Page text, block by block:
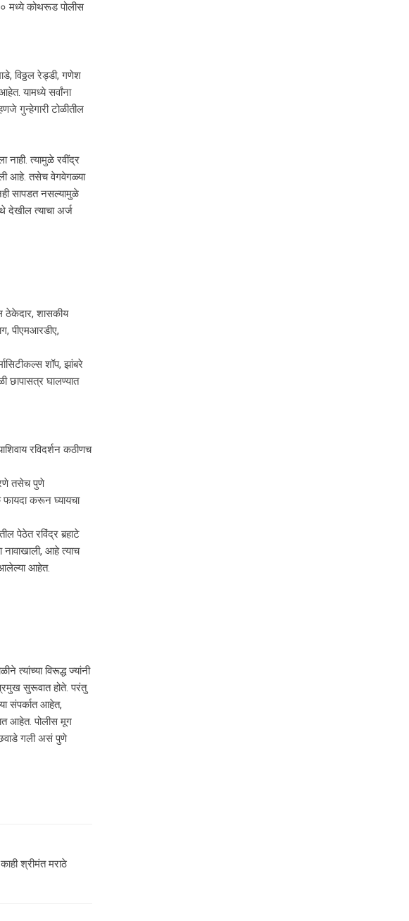
मध्ये कोथरूड पोलीस
विठ्ठल रेड्डी, गणेश
यामध्ये सर्वांना
गुन्हेगारी टोळीतील
त्यामुळे रवींद्र
केली आहे. तसेच वेगवेगळ्या
सापडत नसल्यामुळे
देखील त्याचा अर्ज
ठेकेदार, शासकीय
पीएमआरडीए,
शॉप, झांबरे
छापासत्र घालण्यात
रविदर्शन कठीणच
तसेच पुणे
करून घ्यायचा
पेठेत रविंद्र बर्‍हाटे
आहे त्याच
आलेल्या आहेत.
त्यांच्या विरूद्ध ज्यांनी
सुरूवात होते. परंतु
संपर्कात आहेत,
आहेत. पोलीस मूग
गली असं पुणे
श्रीमंत मराठे